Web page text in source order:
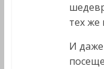
тех же
И даже